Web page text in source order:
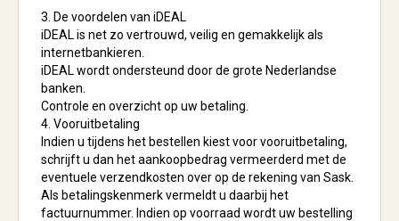
3. De voordelen van iDEAL
iDEAL is net zo vertrouwd, veilig en gemakkelijk als
internetbankieren.
iDEAL wordt ondersteund door de grote Nederlandse
banken.
Controle en overzicht op uw betaling.
4. Vooruitbetaling
Indien u tijdens het bestellen kiest voor vooruitbetaling,
schrijft u dan het aankoopbedrag vermeerderd met de
eventuele verzendkosten over op de rekening van Sask.
Als betalingskenmerk vermeldt u daarbij het
factuurnummer. Indien op voorraad wordt uw bestelling